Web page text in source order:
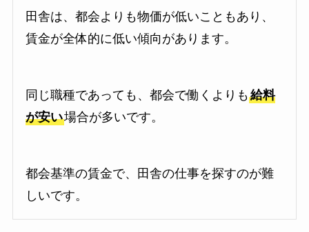
田舎は、都会よりも物価が低いこともあり、
賃金が全体的に低い傾向があります。
同じ職種であっても、都会で働くよりも給料
が安い場合が多いです。
都会基準の賃金で、田舎の仕事を探すのが難
しいです。